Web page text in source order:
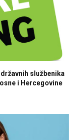
službenika
i Hercegovine